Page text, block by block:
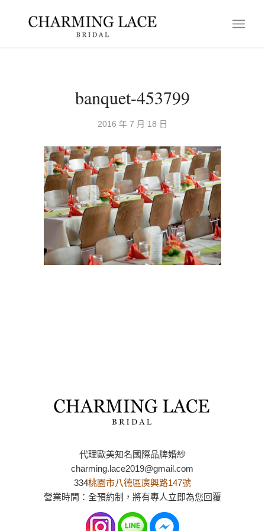
banquet-453799
2016 年 7 月 18 日
代理歐美知名國際品牌婚紗
charming.lace2019@gmail.com
334桃園市八德區廣興路147號
營業時間：全預約制，將有專人立即為您回覆